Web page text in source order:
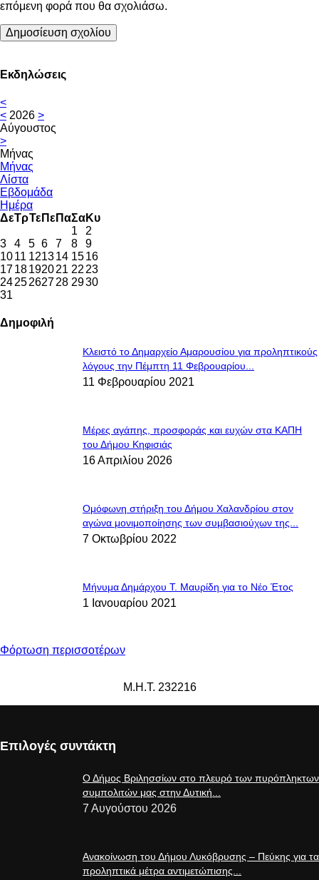
επόμενη φορά που θα σχολιάσω.
Εκδηλώσεις
<
< 2026 >
Αύγουστος
>
Μήνας
Μήνας
Λίστα
Εβδομάδα
Ημέρα
ΔεΤρΤε ΠεΠαΣαΚυ
1
2
3
4 5 6 7 8
9
1011 121314 1516
1718192021 22 23
2425262728 2930
31
Δημοφιλή
Κλειστό το Δημαρχείο Αμαρουσίου για προληπτικούς
λόγους την Πέμπτη 11 Φεβρουαρίου...
11 Φεβρουαρίου 2021
Μέρες αγάπης, προσφοράς και ευχών στα ΚΑΠΗ
του Δήμου Κηφισιάς
16 Απριλίου 2026
Ομόφωνη στήριξη του Δήμου Χαλανδρίου στον
αγώνα μονιμοποίησης των συμβασιούχων της...
7 Οκτωβρίου 2022
Μήνυμα Δημάρχου Τ. Μαυρίδη για το Νέο Έτος
1 Ιανουαρίου 2021
Φόρτωση περισσοτέρων
Μ.Η.Τ. 232216
Επιλογές συντάκτη
Ο Δήμος Βριλησσίων στο πλευρό των πυρόπληκτων
συμπολιτών μας στην Δυτική...
7 Αυγούστου 2026
Ανακοίνωση του Δήμου Λυκόβρυσης – Πεύκης για τα
προληπτικά μέτρα αντιμετώπισης...